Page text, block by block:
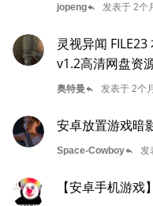
jopengreply 发表于 2个
灵视异闻
v1.2高清网盘资
奥特曼reply 发表于 2个
安卓放置游戏暗
Space-Cowboyreply 发
【安卓手机游